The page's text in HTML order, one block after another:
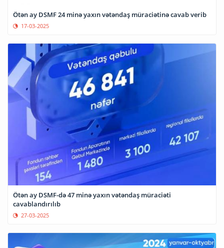
Ötən ay DSMF 24 minə yaxın vətəndaş müraciətinə cavab verib
17-03-2025
Ötən ay DSMF-də 47 minə yaxın vətəndaş müraciəti
cavablandırılıb
27-03-2025